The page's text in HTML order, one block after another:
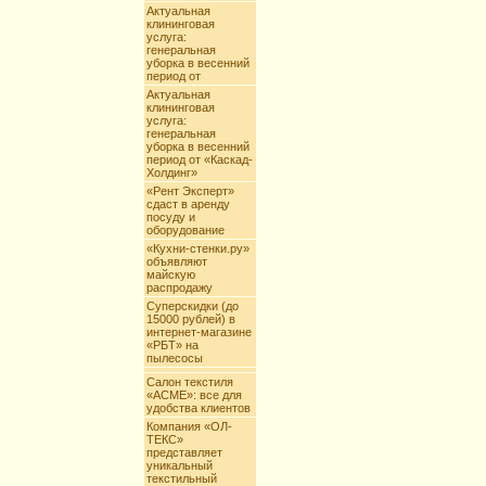
Актуальная
клининговая
услуга:
генеральная
уборка в весенний
период от
Актуальная
клининговая
услуга:
генеральная
уборка в весенний
период от «Каскад-
Холдинг»
«Рент Эксперт»
сдаст в аренду
посуду и
оборудование
«Кухни-стенки.ру»
объявляют
майскую
распродажу
Суперскидки (до
15000 рублей) в
интернет-магазине
«РБТ» на
пылесосы
Салон текстиля
«АCME»: все для
удобства клиентов
Компания «ОЛ-
ТЕКС»
представляет
уникальный
текстильный